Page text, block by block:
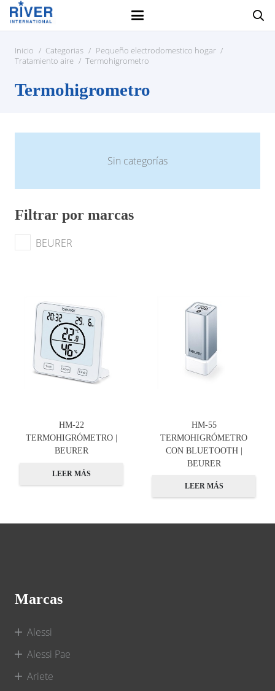
Inicio / Categorias / Pequeño electrodomestico hogar /
Tratamiento aire / Termohigrometro
Termohigrometro
Sin categorías
Filtrar por marcas
BEURER
HM-22
TERMOHIGRÓMETRO |
BEURER
LEER MÁS
HM-55
TERMOHIGRÓMETRO
CON BLUETOOTH |
BEURER
LEER MÁS
Marcas
Alessi
Alessi Pae
Ariete